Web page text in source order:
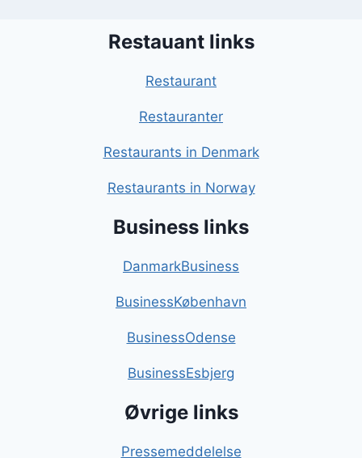
Restauant links
Restaurant
Restauranter
Restaurants in Denmark
Restaurants in Norway
Business links
DanmarkBusiness
BusinessKøbenhavn
BusinessOdense
BusinessEsbjerg
Øvrige links
Pressemeddelelse